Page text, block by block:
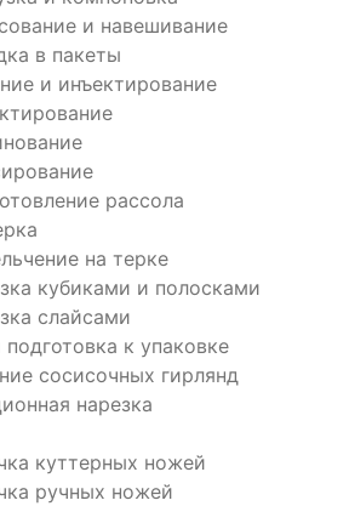
и навешивание
в пакеты
и инъектирование
рассола
на терке
кубиками и полосками
слайсами
к упаковке
сосисочных гирлянд
нарезка
куттерных ножей
ручных ножей